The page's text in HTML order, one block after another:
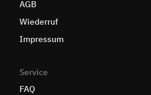
AGB
Wiederruf
Impressum
Service
FAQ